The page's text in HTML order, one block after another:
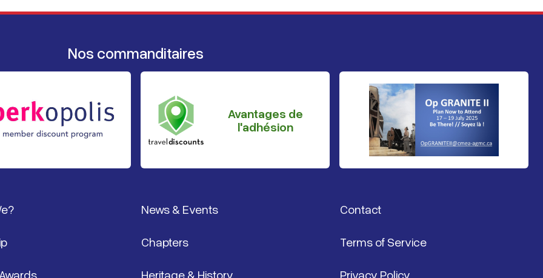
Nos commanditaires
Avantages de
l'adhésion
News & Events Contact
Chapters Terms of Service
Heritage & History Privacy Policy